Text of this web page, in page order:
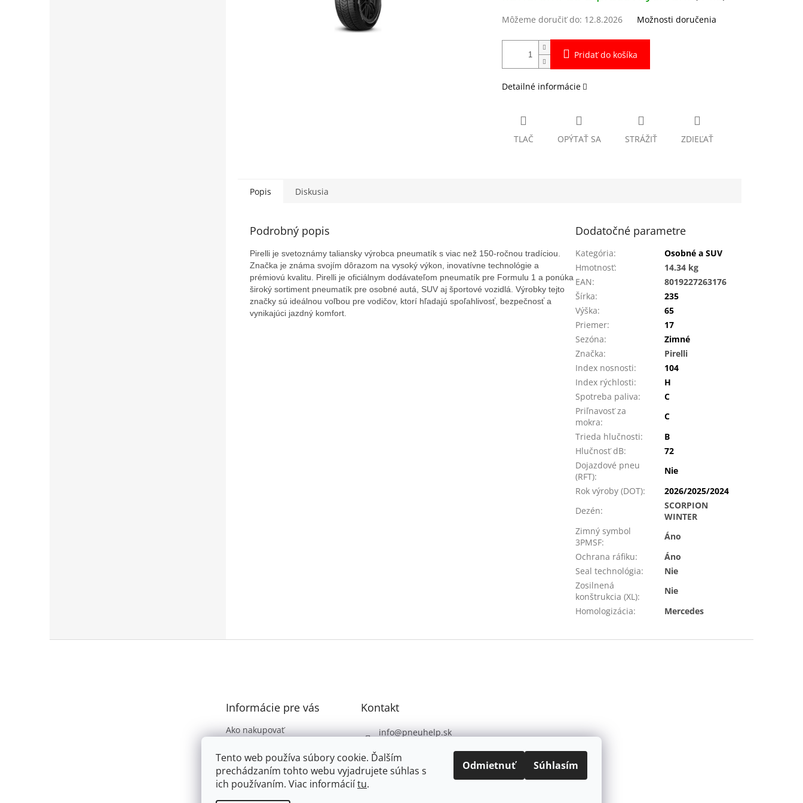
Tento web používa súbory cookie. Ďalším
prechádzaním tohto webu vyjadrujete súhlas s
ich používaním. Viac informáciítu.
Odmietnuť Súhlasím
Môžeme doručiť do: 12.8.2026 Možnosti doručenia
Pridať do košíka
Detailné informácie
TLAČ OPÝTAŤ SA STRÁŽIŤ ZDIEĽAŤ
Popis Diskusia
Podrobný popis
Pirelli je svetoznámy taliansky výrobca pneumatík s viac než 150-ročnou tradíciou.
Značka je známa svojím dôrazom na vysoký výkon, inovatívne technológie a
prémiovú kvalitu. Pirelli je oficiálnym dodávateľom pneumatík pre Formulu 1 a ponúka
široký sortiment pneumatík pre osobné autá, SUV aj športové vozidlá. Výrobky tejto
značky sú ideálnou voľbou pre vodičov, ktorí hľadajú spoľahlivosť, bezpečnosť a
vynikajúci jazdný komfort.
Dodatočné parametre
Kategória:
Osobné a SUV
Hmotnosť:
14.34 kg
EAN:
8019227263176
Šírka:
235
Výška:
65
Priemer:
17
Sezóna:
Zimné
Značka:
Pirelli
Index nosnosti:
104
Index rýchlosti:
H
Spotreba paliva:
C
Priľnavosť za
mokra:
C
Trieda hlučnosti:
B
Hlučnosť dB:
72
Dojazdové pneu
(RFT):
Nie
Rok výroby (DOT):
2026/2025/2024
Dezén:
SCORPION
WINTER
Zimný symbol
3PMSF:
Áno
Ochrana ráfiku:
Áno
Seal technológia:
Nie
Zosilnená
konštrukcia (XL):
Nie
Homologizácia: Mercedes
Informácie pre vás
Ako nakupovať
Podmienky ochrany
osobných údajov
Kontakt
info@pneuhelp.sk